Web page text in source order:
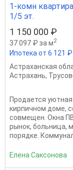
1-комн
1/5 эт.
1 150 000 ₽
37 097 ₽ за м2
Ипотека от 6 121
Астраханская
Астрахань,
Продается
кирпичном доме,
совмещен. Окна
рынок, больница,
порядке.
Елена Саксонова